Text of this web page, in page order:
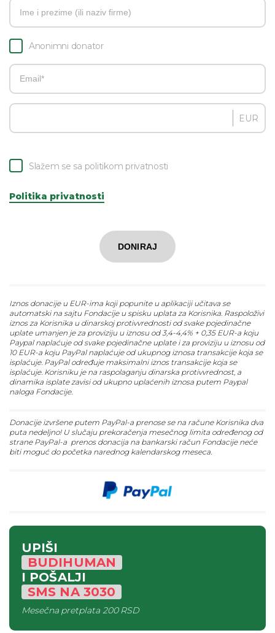
Anonimni donator
EUR
Slažem se sa politikom privatnosti
Politika privatnosti
DONIRAJ
Iznos donacije u EUR-ima koji popunite u aplikaciji učitava se
automatski na sajtu Fondacije u spisku uplata za Korisnika. Raspoloživi
iznos za Korisnika u dinarskoj protivvrednosti od svake pojedinačne
uplate umanjen je za proviziju u iznosu od 3,4-4,4% + 0,35 EUR-a koju
Paypal naplaćuje od svake pojedinačne uplate i za proviziju u iznosu od
10 EUR-a koju PayPal naplaćuje od ukupnog iznosa transakcije koja se
isplaćuje. PayPal određuje maksimalni iznos transakcije koja se
isplaćuje. Korisniku je na raspolaganju dinarska protivvrednost, a
dinamika isplate zavisi od ukupno uplaćenih iznosa putem Paypal
naloga Fondacije.
Donacije izvršene putem PayPal-a prenose se na račune Korisnika dva
puta nedeljno! U slučaju prekoračenja mesečnog limita određenog od
strane PayPal-a prenos donacija na bankarski račun Fondacije neće
biti moguć do početka narednog kalendarskog meseca.
UPIŠI
BUDIHUMAN
I POŠALJI
SMS NA3030
Mesečna pretplata200 RSD